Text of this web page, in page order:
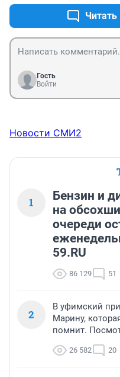
Гость
Войти
Новости СМИ2
1
Бензин и
на
очереди
59.RU
86 129 51
2
В уфимский
Марину,
помнит.
26 582 20